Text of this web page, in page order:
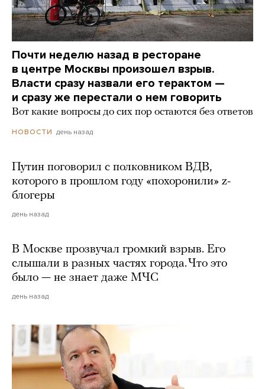
Почти неделю назад в ресторане
в центре Москвы произошел взрыв.
Власти сразу назвали его терактом —
и сразу же перестали о нем говорить
Вот какие вопросы до сих пор остаются без ответов
НОВОСТИ день назад
Путин поговорил с полковником ВДВ,
которого в прошлом году «похоронили» z-
блогеры
день назад
В Москве прозвучал громкий взрыв. Его
слышали в разных частях города. Что это
было — не знает даже МЧС
день назад